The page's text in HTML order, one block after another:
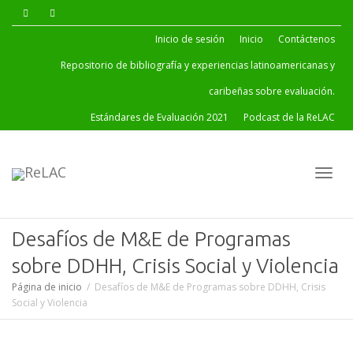
Inicio de sesión Inicio
Contáctenos
Repositorio de bibliografía y experiencias latinoamericanas y
caribeñas sobre evaluación.
Estándares de Evaluación 2021
Podcast de la ReLAC
Desafíos de M&E de Programas
sobre DDHH, Crisis Social y Violencia
Página de inicio
Desafíos de M&E de Programas sobre DDHH, Crisis
Social y Violencia